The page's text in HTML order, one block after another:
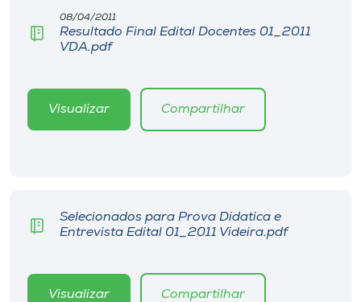
Biblioteca
Unoesc
Store
08/04/2011
Resultado Final Edital Docentes 01_2011
VDA.pdf
Visualizar Compartilhar
Selecionados para Prova Didatica e
Entrevista Edital 01_2011 Videira.pdf
Visualizar Compartilhar